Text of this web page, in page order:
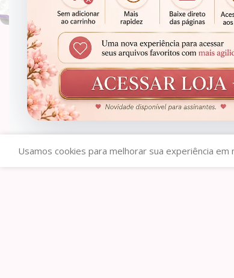
COMBO 8 Agendas 2026 e
Permanente COM VERSÍCULOS e
SEM VERSÍCULOS Violeta – Bicho
Papel
R$319,00 R$14,99
Usamos cookies para melhorar sua experiência